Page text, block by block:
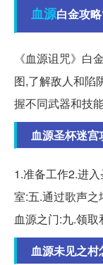
血源白金攻
《血源诅咒》白
图,了解敌人和陷
握不同武器和技
血源圣杯迷宫
1.准备工作2.进
室:五.通过歌声之
血源之门:九.领取
血源未见之村